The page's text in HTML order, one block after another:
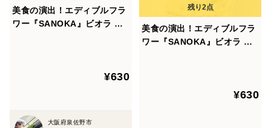
美食の演出！エディブルフラ
ワー『SANOKA』ビオラ ス
¥630
大阪府泉佐野市
美食の演出！エディブルフラ
ワー『SANOKA』ビオラ ピ
¥630